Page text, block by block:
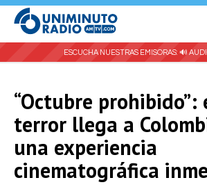
ESCUCHA NUESTRAS EMISORAS: 🔊
“Octubre prohibido”:
terror llega a
una experiencia
cinematográfica